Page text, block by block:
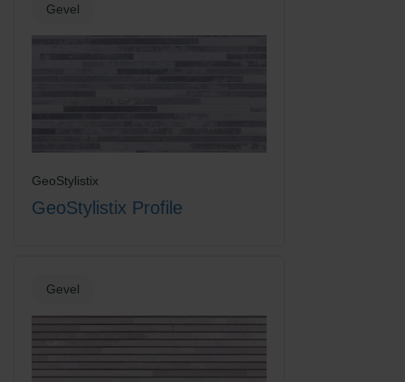
Gevel
GeoStylistix
GeoStylistix Profile
Gevel